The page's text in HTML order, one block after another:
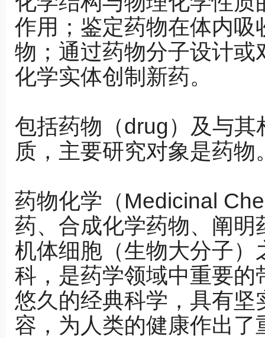
作用；鉴定药物在体内
物；通过药物分子设计
化学实体创制新药。
包括药物（drug）及与
质，主要研究对象是药物
药物化学（Medicinal
药、合成化学药物、阐
机体细胞（生物大分子
科，是药学领域中重要
悠久的经典科学，具有
容，为人类的健康作出了